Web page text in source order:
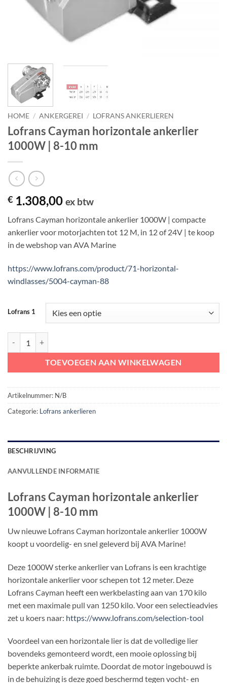
HOME / ANKERGEREI / LOFRANS ANKERLIEREN
Lofrans Cayman horizontale ankerlier
1000W | 8-10 mm
€ 1.308,00 ex btw
Lofrans Cayman horizontale ankerlier 1000W | compacte
ankerlier voor motorjachten tot 12 M, in 12 of 24V | te koop
in de webshop van AVA Marine
https://www.lofrans.com/product/71-horizontal-
windlasses/5004-cayman-88
Lofrans 1
TOEVOEGEN AAN WINKELWAGEN
Artikelnummer: N/B
Categorie: Lofrans ankerlieren
BESCHRIJVING
AANVULLENDE INFORMATIE
Lofrans Cayman horizontale ankerlier
1000W | 8-10 mm
Uw nieuwe Lofrans Cayman horizontale ankerlier 1000W
koopt u voordelig- en snel geleverd bij AVA Marine!
Deze 1000W sterke ankerlier van Lofrans is een krachtige
horizontale ankerlier voor schepen tot 12 meter. Deze
Lofrans Cayman heeft een werkbelasting aan van 170 kilo
met een maximale pull van 1250 kilo. Voor een selectieadvies
zet u koers naar: https://www.lofrans.com/selection-tool
Voordeel van een horizontale lier is dat de volledige lier
bovendeks gemonteerd wordt, een mooie oplossing bij
beperkte ankerbak ruimte. Doordat de motor ingebouwd is
in de behuizing is deze goed beschermd tegen vocht- en